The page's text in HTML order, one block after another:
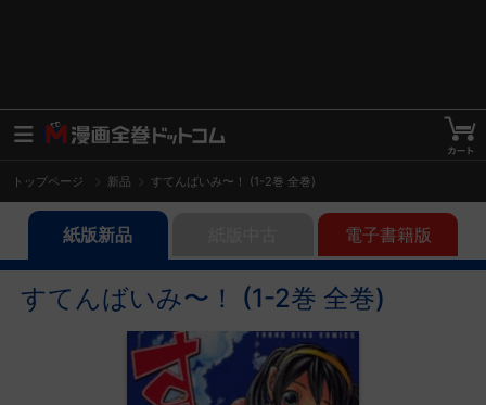
トップページ 新品 すてんばいみ〜！ (1-2巻 全巻)
紙版新品 電子書籍版
すてんばいみ〜！ (1-2巻 全巻)